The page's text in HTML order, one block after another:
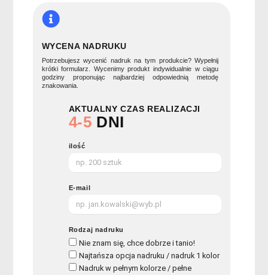
TADA
WYCENA NADRUKU
Potrzebujesz wycenić nadruk na tym produkcie? Wypełnij
krótki formularz. Wycenimy produkt indywidualnie w ciągu
godziny proponując najbardziej odpowiednią metodę
znakowania.
AKTUALNY CZAS REALIZACJI
4-5 DNI
ilość
E-mail
Rodzaj nadruku
Nie znam się, chce dobrze i tanio!
Najtańsza opcja nadruku / nadruk 1 kolor
Nadruk w pełnym kolorze / pełne